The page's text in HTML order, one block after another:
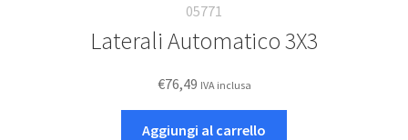
05771
Laterali Automatico 3X3
€76,49 IVA inclusa
Aggiungi al carrello